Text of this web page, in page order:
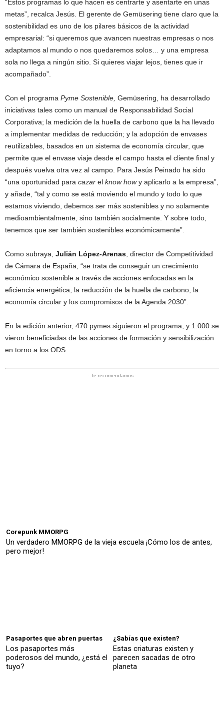
“Estos programas lo que hacen es centrarte y asentarte en unas
metas”, recalca Jesús. El gerente de Gemüsering tiene claro que la
sostenibilidad es uno de los pilares básicos de la actividad
empresarial: “si queremos que avancen nuestras empresas o nos
adaptamos al mundo o nos quedaremos solos… y una empresa
sola no llega a ningún sitio. Si quieres viajar lejos, tienes que ir
acompañado”.
Con el programa Pyme Sostenible, Gemüsering, ha desarrollado
iniciativas tales como un manual de Responsabilidad Social
Corporativa; la medición de la huella de carbono que la ha llevado
a implementar medidas de reducción; y la adopción de envases
reutilizables, basados en un sistema de economía circular, que
permite que el envase viaje desde el campo hasta el cliente final y
después vuelva otra vez al campo. Para Jesús Peinado ha sido
“una oportunidad para cazar el know howy aplicarlo a la empresa”,
y añade, “tal y como se está moviendo el mundo y todo lo que
estamos viviendo, debemos ser más sostenibles y no solamente
medioambientalmente, sino también socialmente. Y sobre todo,
tenemos que ser también sostenibles económicamente”.
Como subraya, Julián López-Arenas , director de Competitividad
de Cámara de España, “se trata de conseguir un crecimiento
económico sostenible a través de acciones enfocadas en la
eficiencia energética, la reducción de la huella de carbono, la
economía circular y los compromisos de la Agenda 2030”.
En la edición anterior, 470 pymes siguieron el programa, y 1.000 se
vieron beneficiadas de las acciones de formación y sensibilización
en torno a los ODS.
- Te recomendamos -
Corepunk MMORPG
Un verdadero MMORPG de la vieja escuela ¡Cómo los de antes,
pero mejor!
Pasaportes que abren puertas
Los pasaportes más
poderosos del mundo, ¿está el
tuyo?
¿Sabías que existen?
Estas criaturas existen y
parecen sacadas de otro
planeta